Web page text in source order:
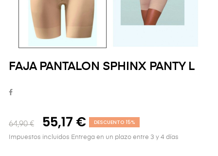
FAJA PANTALON SPHINX PANTY L
64,90 € 55,17 € DESCUENTO 15%
Impuestos incluidos Entrega en un plazo entre 3 y 4 días